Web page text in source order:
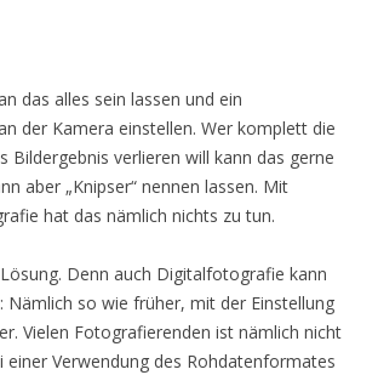
das alles sein lassen und ein
der Kamera einstellen. Wer komplett die
Bildergebnis verlieren will kann das gerne
aber „Knipser“ nennen lassen. Mit
hat das nämlich nichts zu tun.
Denn auch Digitalfotografie kann
Nämlich so wie früher, mit der Einstellung
Vielen Fotografierenden ist nämlich nicht
einer Verwendung des Rohdatenformates